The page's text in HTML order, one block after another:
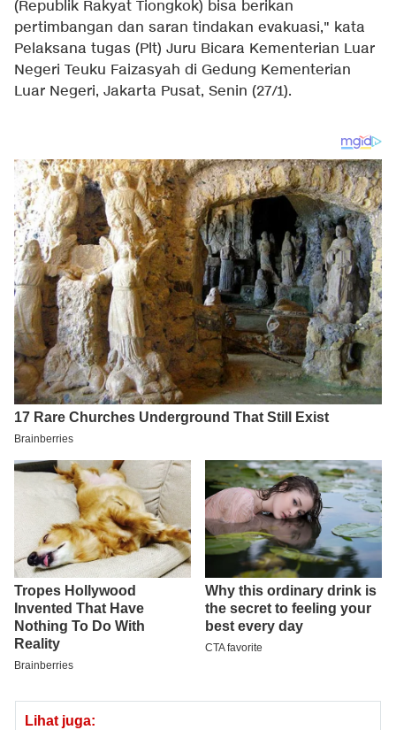
(Republik Rakyat Tiongkok) bisa berikan
pertimbangan dan saran tindakan evakuasi," kata
Pelaksana tugas (Plt) Juru Bicara Kementerian Luar
Negeri Teuku Faizasyah di Gedung Kementerian
Luar Negeri, Jakarta Pusat, Senin (27/1).
Lihat juga: